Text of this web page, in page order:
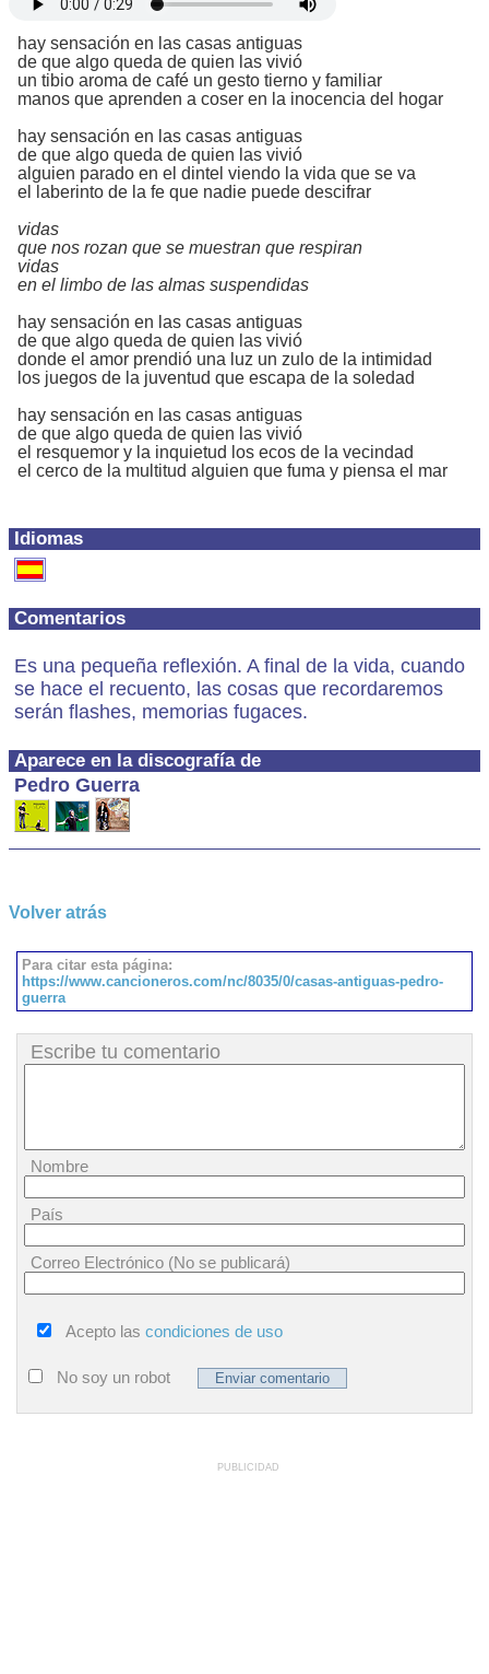
Idiomas
Comentarios
Es una pequeña reflexión. A final de la vida, cuando
se hace el recuento, las cosas que recordaremos
serán flashes, memorias fugaces.
Aparece en la discografía de
Pedro Guerra
hay sensación en las casas antiguas
de que algo queda de quien las vivió
un tibio aroma de café un gesto tierno y familiar
manos que aprenden a coser en la inocencia del hogar
hay sensación en las casas antiguas
de que algo queda de quien las vivió
alguien parado en el dintel viendo la vida que se va
el laberinto de la fe que nadie puede descifrar
vidas
que nos rozan que se muestran que respiran
vidas
en el limbo de las almas suspendidas
hay sensación en las casas antiguas
de que algo queda de quien las vivió
donde el amor prendió una luz un zulo de la intimidad
los juegos de la juventud que escapa de la soledad
hay sensación en las casas antiguas
de que algo queda de quien las vivió
el resquemor y la inquietud los ecos de la vecindad
el cerco de la multitud alguien que fuma y piensa el mar
Volver atrás
Para citar esta página:
https://www.cancioneros.com/nc/8035/0/casas-antiguas-pedro-
guerra
Escribe tu comentario
Nombre
País
Correo Electrónico (No se publicará)
Acepto las condiciones de uso
No soy un robot
PUBLICIDAD